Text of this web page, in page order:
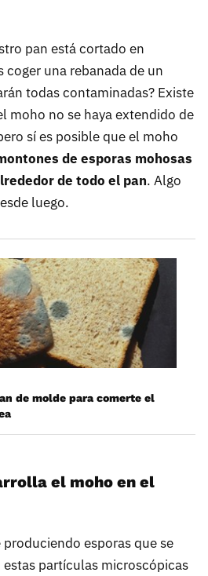
pan está cortado en
coger una rebanada de un
todas contaminadas? Existe
moho no se haya extendido de
sí es posible que el moho
de esporas mohosas
de todo el pan. Algo
luego.
de molde para comerte el
el moho en el
esporas que se
partículas microscópicas